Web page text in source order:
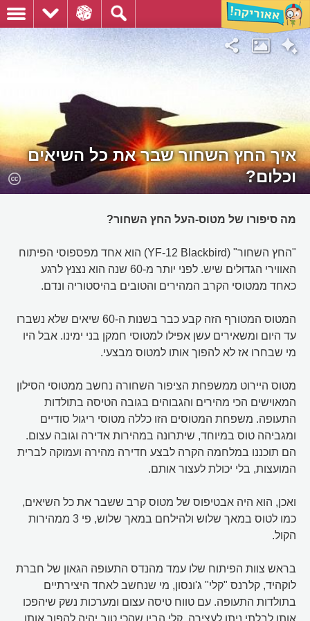
איך החץ השחור שבר את כל השיאים
וכלום?
מה סיפורו של מטוס-העל החץ השחור?
"החץ השחור" (YF-12 Blackbird) הוא אחד מפספוסי הפיתוח
האווירי הגדולים שיש. לפני יותר מ-60 שנה הוא נצנץ לרגע
כאחד ממטוסי הקרב המהירים והטובים בהיסטוריה ונדם.
המטוס המטורף הזה קבע כבר בשנות ה-60 שיאים שלא נשברו
עד היום ומשאירים עשן אפילו למטוסי חמקן בני ימינו. אבל היו
מי שבחרו אז לא להפוך אותו למטוס מבצעי.
מטוס היירוט ממשפחת הציפור השחורה נחשב ממטוסי הסילון
המאוישים הכי מהירים והגבוהים בגובה הטיסה בתולדות
התעופה. משפחת המטוסים הזו כללה מטוסי ריגול סודיים
ומגביהה טוס במיוחד, שיתרונה במהירות אדירה וגובה עצום.
הם תוכננו במלחמה הקרה לבצע חדירה מהירה ועמוקה לברית
המועצות, בלי יכולת לעצור אותם.
ואכן, הוא היה אבטיפוס של מטוס קרב ששבר את כל השיאים,
כמו לטוס במאך שלוש ולהילחם במאך שלוש, פי 3 ממהירות
הקול.
בראש צוות הפיתוח שלו עמד מהנדס התעופה הגאון של חברת
לוקהיד, קלרנס "קלי" ג'ונסון, מי שנחשב לאחד היצירתיים
בתולדות התעופה. עם טווח טיסה עצום ומערכות נשק שיהפכו
אותו לבלתי ניתן לעצירה, קלי הבין שהכי טוב יהיה להפוך אותו